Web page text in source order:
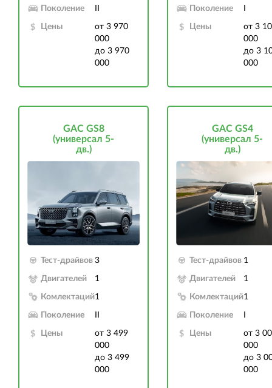
Поколение
Цены
от 3 970
000
до 3 970
000
Поколение
Цены
от 3
000
до 3
000
GAC GS8
(универсал 5-
дв.)
Тест-драйвов 3
Двигателей 1
Комлектаций1
Поколение
Цены
от 3 499
000
до 3 499
000
GAC GS4
(универсал 5-
дв.)
Тест-драйвов 1
Двигателей 1
Комлектаций1
Поколение
Цены
от 3
000
до 3
000